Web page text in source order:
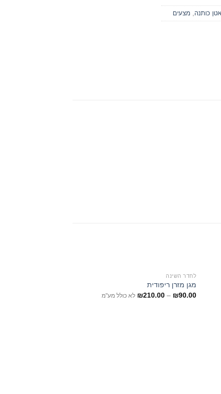
כותנה, מצעים
לחדר השינה
מגן מזרן ריפודית
₪90.00
–
₪210.00 לא כולל מע"מ